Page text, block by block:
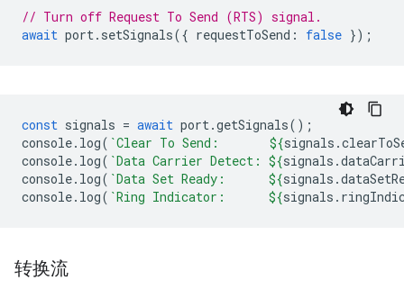
// Turn off Request To Send (RTS) signal.
await port. setSignals({ requestToSend : false });
const signals = await port.getSignals();
console. log( `Clear To Send: ${signals .
console. log( `Data Carrier Detect: ${signals .
console. log( `Data Set Ready: ${signals .
console. log( `Ring Indicator: ${signals .
转换流